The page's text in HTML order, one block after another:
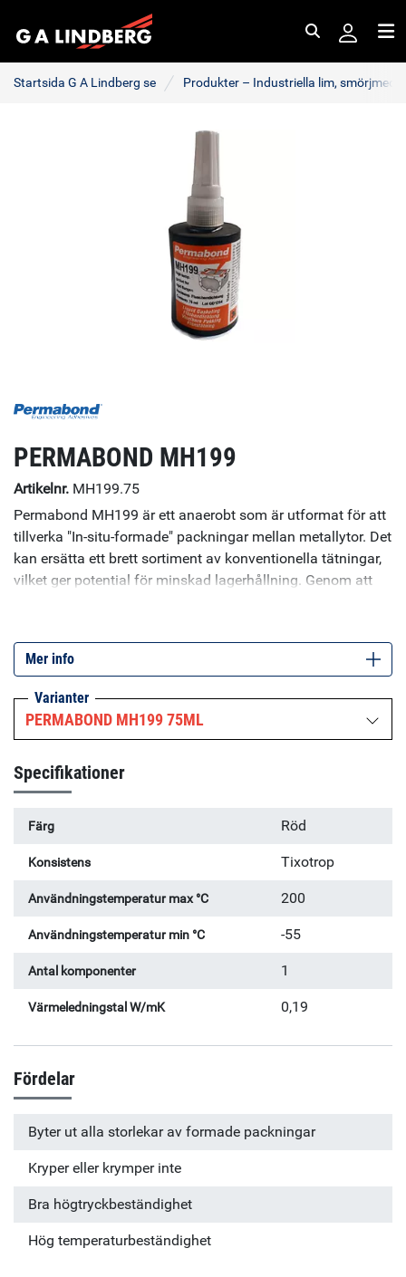
Startsida G A Lindberg se Produkter – Industriella lim,
PERMABOND MH199
Artikelnr. MH199.75
Permabond MH199 är ett anaerobt som är utformat för att
tillverka "In-situ-formade" packningar mellan metallytor. Det
kan ersätta ett brett sortiment av konventionella tätningar,
vilket ger potential för minskad lagerhållning. Genom att
krävs ingen åtdragning av bulten. Den har utmärkt kemisk
och högtemperaturbeständighet (upp till 200 ° C).
Specifikationer: Viskositet (25°C): 2rpm: 225,000 mPa.s,
20rpm: 75,000 mPa.s UV-fluorescerande: Ja
Mer info
Varianter
PERMABOND MH199 75ML
Specifikationer
Färg Röd
Konsistens Tixotrop
Användningstemperatur max °C 200
Användningstemperatur min °C -55
Antal komponenter 1
Värmeledningstal W/mK 0,19
Fördelar
Byter ut alla storlekar av formade packningar
Kryper eller krymper inte
Bra högtryckbeständighet
Hög temperaturbeständighet